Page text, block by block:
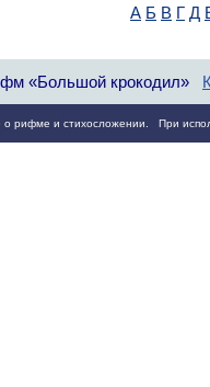
А Б В Г Д
«Большой крокодил»
и стихосложении. При